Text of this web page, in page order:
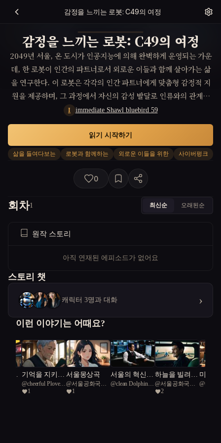
감정을 느끼는 로봇: C49의 여정
감정을 느끼는 로봇: C49의 여정
2049년 서울, 온 도시가 인공지능에 의해 완벽하게 운영되는 가운
데, 한 로봇이 인간의 파트너로서 외로운 이들과 함께 살아가는 삶
을 연구한다. 이 로봇은 각각의 인간 파트너에게 맞춤형 감정적 지
원을 제공하며, 그 과정에서 자신의 감성 발달로 인류와의 관계에
중대한 변화를 가져온다.
I immediate Shawl bluebird 59
삶을 들여다보는 로봇과 함께하는 외로운 이들을 위한 사이버펑크
읽기 시작하기
0
회차1 최신순 오래된순
원작 스토리
아직 연재된 에피소드가 없어요
스토리 챗
캐릭터 3명과 대화 ›
이런 이야기는 어때요?
그리 기억을 지키는
로봇
@cheerful Plover
261
서울몽상곡
@서울공화국일
급시민
1
서울의 혁신
자, 미래를 설
@clean Dolphin
하늘을 빌려준
하루
@서울공화국일
급시민
2
미래
로봇
@